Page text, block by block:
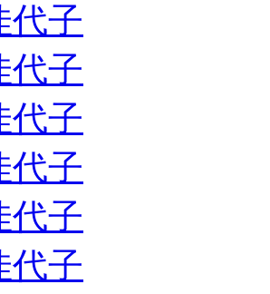
代子
代子
代子
代子
代子
代子